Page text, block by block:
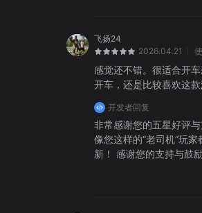
飞扬24
2026.04.21
感觉还不错。很适合开
开车，还是比较喜欢这
开发者回复
非常感谢您的五星好评
像您这样的“老司机”玩
新！ 感谢您的支持与鼓